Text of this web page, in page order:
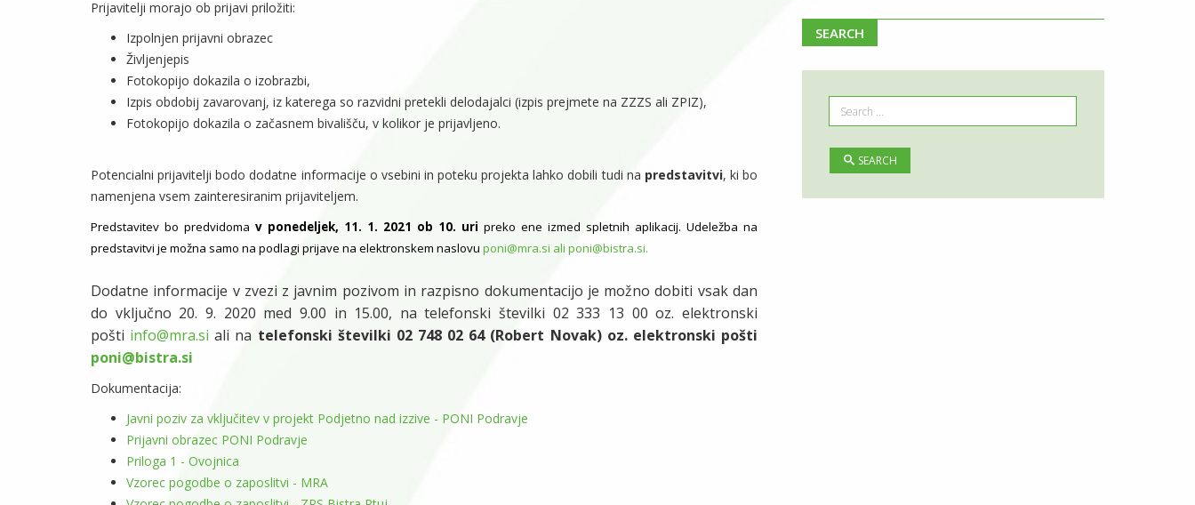
Prijavitelji morajo ob prijavi priložiti:
Izpolnjen prijavni obrazec
Življenjepis
Fotokopijo dokazila o izobrazbi,
Izpis obdobij zavarovanj, iz katerega so razvidni pretekli delodajalci (izpis prejmete na ZZZS ali ZPIZ),
Fotokopijo dokazila o začasnem bivališču, v kolikor je prijavljeno.
Potencialni prijavitelji bodo dodatne informacije o vsebini in poteku projekta lahko dobili tudi na predstavitvi, ki bo
namenjena vsem zainteresiranim prijaviteljem.
Predstavitev bo predvidoma v ponedeljek, 11. 1. 2021 ob 10. uri preko ene izmed spletnih aplikacij. Udeležba na
predstavitvi je možna samo na podlagi prijave na elektronskem naslovu poni@mra.si ali poni@bistra.si.
Dodatne informacije v zvezi z javnim pozivom in razpisno dokumentacijo je možno dobiti vsak dan
do vključno 20. 9. 2020 med 9.00 in 15.00, na telefonski številki 02 333 13 00 oz. elektronski
pošti info@mra.si ali na telefonski številki 02 748 02 64 (Robert Novak) oz. elektronski pošti
poni@bistra.si
Dokumentacija:
Javni poziv za vključitev v projekt Podjetno nad izzive - PONI Podravje
Prijavni obrazec PONI Podravje
Priloga 1 - Ovojnica
Vzorec pogodbe o zaposlitvi - MRA
SEARCH
SEARCH